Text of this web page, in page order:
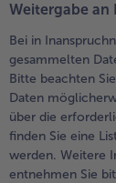
Weitergabe
Bei in
gesammelten
Bitte beachten
Daten
über die
finden Sie eine
werden. Weitere
entnehmen Sie